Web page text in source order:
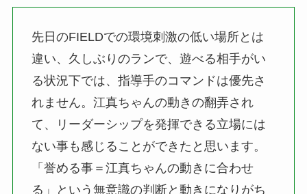
先日のFIELDでの環境刺激の低い場所とは
違い、久しぶりのランで、遊べる相手がい
る状況下では、指導手のコマンドは優先さ
れません。江真ちゃんの動きの翻弄され
て、リーダーシップを発揮できる立場には
ない事も感じることができたと思います。
「誉める事＝江真ちゃんの動きに合わせ
る」という無意識の判断と動きになりがち